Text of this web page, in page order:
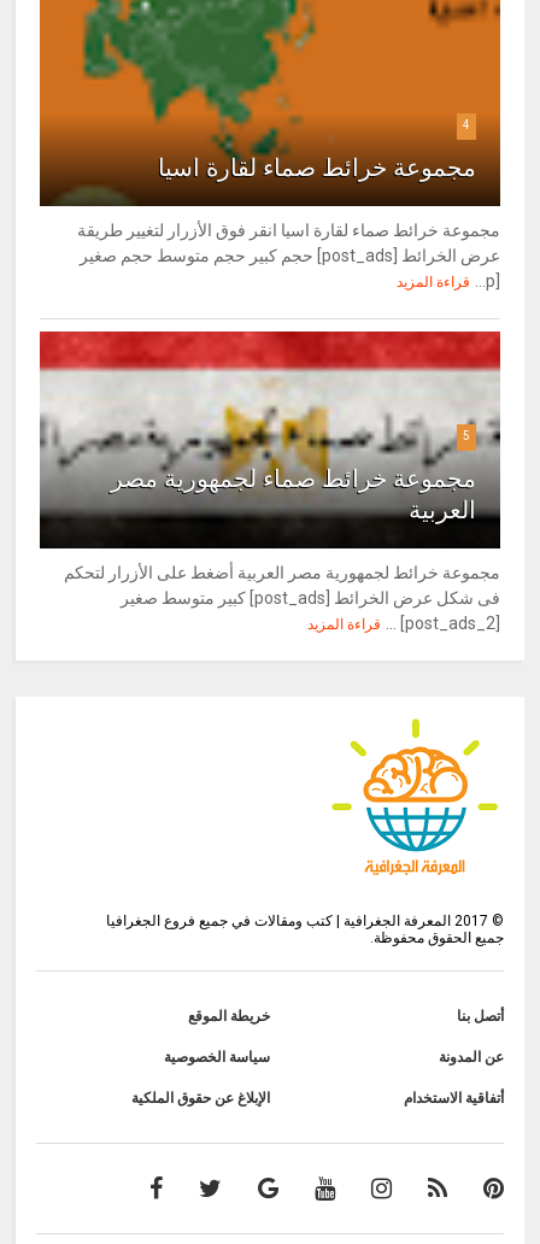
4
مجموعة خرائط صماء لقارة اسيا
مجموعة خرائط صماء لقارة اسيا انقر فوق الأزرار لتغيير طريقة
عرض الخرائط [post_ads] حجم كبير حجم متوسط حجم صغير
قراءة المزيد
5
مجموعة خرائط صماء لجمهورية مصر
العربية
مجموعة خرائط لجمهورية مصر العربية أضغط على الأزرار لتحكم
فى شكل عرض الخرائط [post_ads] كبير متوسط صغير
قراءة المزيد
©
2017 المعرفة الجغرافية | كتب ومقالات في جميع فروع الجغرافيا
جميع الحقوق محفوظة.
أتصل بنا خريطة الموقع
عن المدونة سياسة الخصوصية
أتفاقية الاستخدام الإبلاغ عن حقوق الملكية